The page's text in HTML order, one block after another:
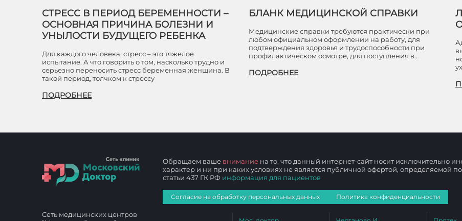
СТРЕСС В ПЕРИОД БЕРЕМЕННОСТИ –
ОСНОВНАЯ ПРИЧИНА БОЛЕЗНИ И
УНЫЛОСТИ БУДУЩЕГО РЕБЕНКА
Для каждого человека, стресс – это тяжелое
испытание. А что говорить о том, насколько трудно и
серьезно переносить стресс беременная женщина. В
такой период, толчком к стрессу
ПОДРОБНЕЕ
БЛАНК МЕДИЦИНСКОЙ СПРАВКИ
Медицинские справки требуются практически при
любом официальном оформлении на работу, для
подтверждения здоровья и трудоспособности при
профилактическом осмотре, для поступления в…
ПОДРОБНЕЕ
Сеть медицинских центров
Обращаем ваше внимание на то, что данный интернет-сайт носит исключительно
характер и ни при каких условиях не является публичной офертой, определяемой
статьи 437 ГК РФ информация для пациентов
Согласие на обработку персональных данных Политика конфиденциальности